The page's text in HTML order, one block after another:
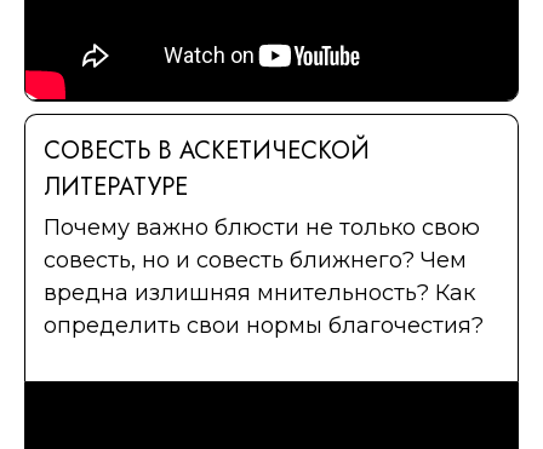
СОВЕСТЬ В АСКЕТИЧЕСКОЙ
ЛИТЕРАТУРЕ
Почему важно блюсти не только свою
совесть, но и совесть ближнего? Чем
вредна излишняя мнительность? Как
определить свои нормы благочестия?